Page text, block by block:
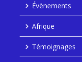
Évènements
Afrique
Témoignages